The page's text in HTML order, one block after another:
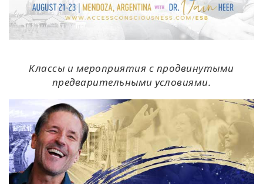
Классы и мероприятия с продвинутыми
предварительными условиями.